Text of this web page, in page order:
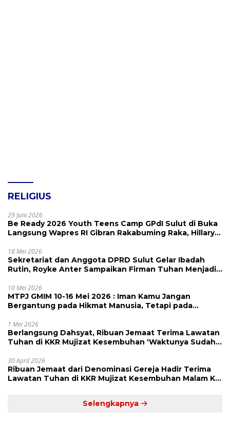
RELIGIUS
29 Juni 2026
Be Ready 2026 Youth Teens Camp GPdI Sulut di Buka
Langsung Wapres RI Gibran Rakabuming Raka, Hillary
18 Mei 2026
Sekretariat dan Anggota DPRD Sulut Gelar Ibadah
Rutin, Royke Anter Sampaikan Firman Tuhan Menjadi
10 Mei 2026
MTPJ GMIM 10-16 Mei 2026 : Iman Kamu Jangan
Bergantung pada Hikmat Manusia, Tetapi pada
1 Mei 2026
Berlangsung Dahsyat, Ribuan Jemaat Terima Lawatan
Tuhan di KKR Mujizat Kesembuhan ‘Waktunya Sudah
30 April 2026
Ribuan Jemaat dari Denominasi Gereja Hadir Terima
Lawatan Tuhan di KKR Mujizat Kesembuhan Malam Ke
Selengkapnya